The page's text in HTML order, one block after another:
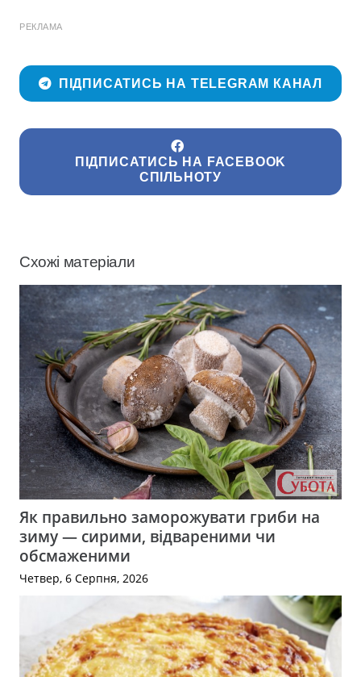
РЕКЛАМА
ПІДПИСАТИСЬ НА TELEGRAM КАНАЛ
ПІДПИСАТИСЬ НА FACEBOOK
СПІЛЬНОТУ
Схожі матеріали
Як правильно заморожувати гриби на
зиму — сирими, відвареними чи
обсмаженими
Четвер, 6 Серпня, 2026